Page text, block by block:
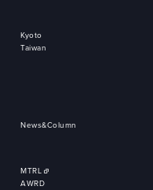
Kyoto
Taiwan
News&Column
MTRL
AWRD